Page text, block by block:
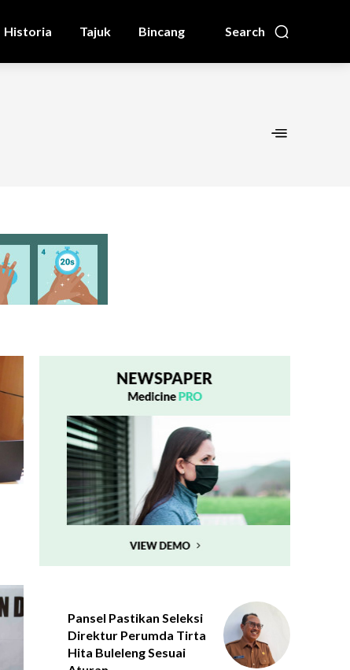
Search
Historia Tajuk Bincang
Pansel Pastikan Seleksi
Direktur Perumda Tirta
Hita Buleleng Sesuai